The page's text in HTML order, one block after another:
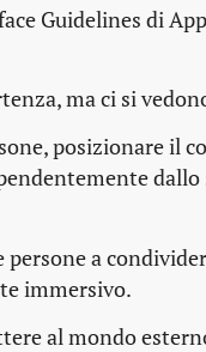
Guidelines di
ma ci si
posizionare il
dallo
persone a
immersivo.
al mondo